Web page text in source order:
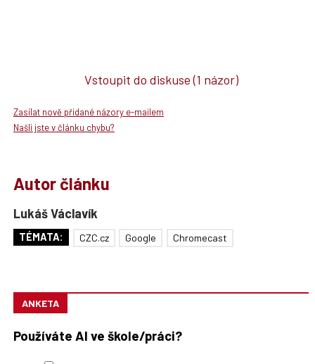
Vstoupit do diskuse(1 názor)
Zasílat nově přidané názory e-mailem
Našli jste v článku chybu?
Autor článku
Lukáš Václavík
TÉMATA: CZC.cz Google Chromecast
ANKETA
Používáte AI ve škole/práci?